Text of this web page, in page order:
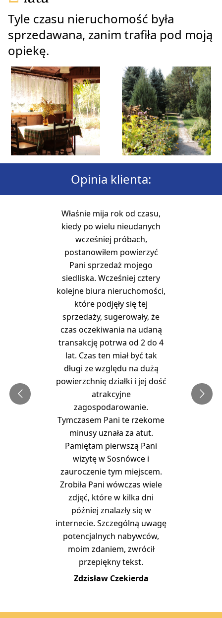
Tyle czasu nieruchomość była
sprzedawana, zanim trafiła pod moją
opiekę.
Opinia klienta:
Właśnie mija rok od czasu,
kiedy po wielu nieudanych
wcześniej próbach,
postanowiłem powierzyć
Pani sprzedaż mojego
siedliska. Wcześniej cztery
kolejne biura nieruchomości,
które podjęły się tej
sprzedaży, sugerowały, że
czas oczekiwania na udaną
transakcję potrwa od 2 do 4
lat. Czas ten miał być tak
długi ze względu na dużą
powierzchnię działki i jej dość
atrakcyjne
zagospodarowanie.
Tymczasem Pani te rzekome
minusy uznała za atut.
Pamiętam pierwszą Pani
wizytę w Sosnówce i
zauroczenie tym miejscem.
Zrobiła Pani wówczas wiele
zdjęć, które w kilka dni
później znalazły się w
internecie. Szczególną uwagę
potencjalnych nabywców,
moim zdaniem, zwrócił
przepiękny tekst.
Zdzisław Czekierda